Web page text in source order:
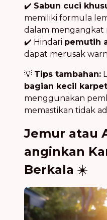
✔️ Sabun cuci
memiliki formula
dalam mengangkat
✔️ Hindari pemutih
dapat merusak
💡 Tips tambahan:
bagian kecil karpet
menggunakan
memastikan tidak
Jemur atau
anginkan
Berkala ☀️